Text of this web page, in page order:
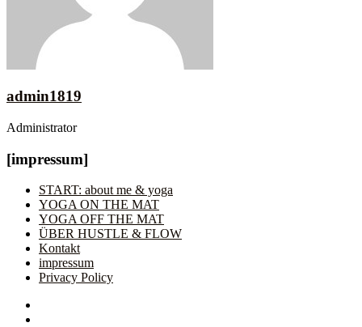
admin1819
Administrator
[impressum]
START: about me & yoga
YOGA ON THE MAT
YOGA OFF THE MAT
ÜBER HUSTLE & FLOW
Kontakt
impressum
Privacy Policy